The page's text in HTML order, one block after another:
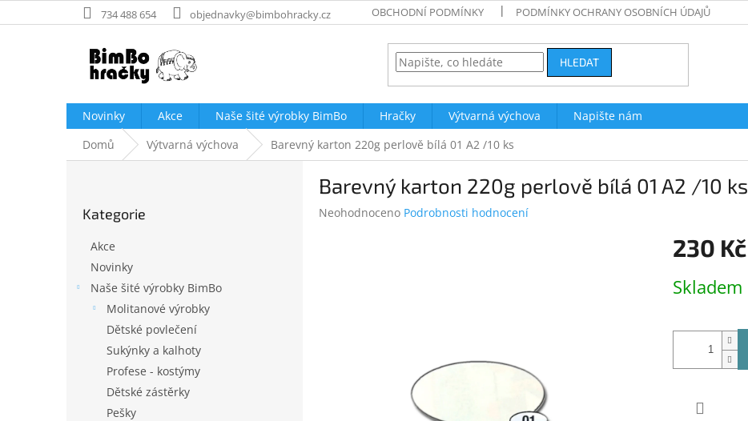
na
734 488 654 objednavky@bimbohracky.cz OBCHODNÍ PODMÍNKY PODMÍNKY OCHRANY OSOBNÍCH ÚDAJŮ
HLEDAT
Novinky Akce Naše šité výrobky BimBo Hračky Výtvarná výchova
Napište nám
Domů
Výtvarná výchova Barevný karton 220g perlově bílá 01 A2 /10 ks
kategorie
Kategorie
Akce
Novinky
Naše šité výrobky BimBo
Molitanové výrobky
Dětské povlečení
Sukýnky a kalhoty
Profese - kostýmy
Dětské zástěrky
Pešky
Barevný karton 220g perlově bílá 01 A2 /10 ks
Průměrné
Neohodnoceno Podrobnosti hodnocení
230 Kč
cena:
Skladem